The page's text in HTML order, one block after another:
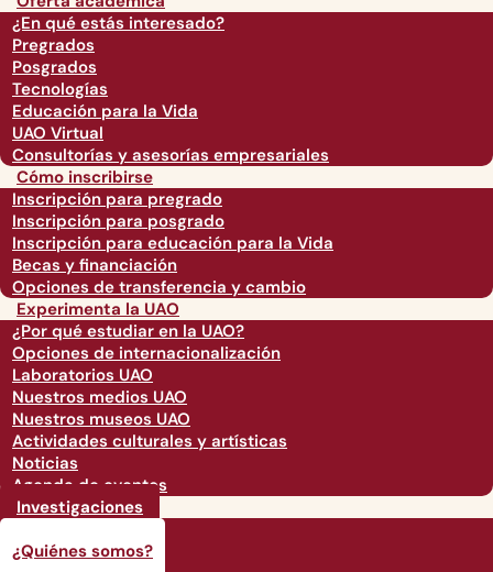
¿En qué estás interesado?
Pregrados
Posgrados
Tecnologías
Educación para la Vida
UAO Virtual
Consultorías y asesorías empresariales
Cómo inscribirse
Inscripción para pregrado
Inscripción para posgrado
Inscripción para educación para la Vida
Becas y financiación
Opciones de transferencia y cambio
Experimenta la UAO
¿Por qué estudiar en la UAO?
Opciones de internacionalización
Laboratorios UAO
Nuestros medios UAO
Nuestros museos UAO
Actividades culturales y artísticas
Noticias
Agenda de eventos
Investigaciones
¿Quiénes somos?